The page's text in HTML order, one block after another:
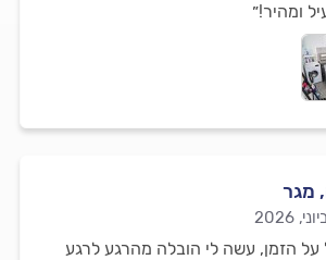
ומהיר!״
מגר
על הזמן, עשה לי הובלה מהרגע לרגע